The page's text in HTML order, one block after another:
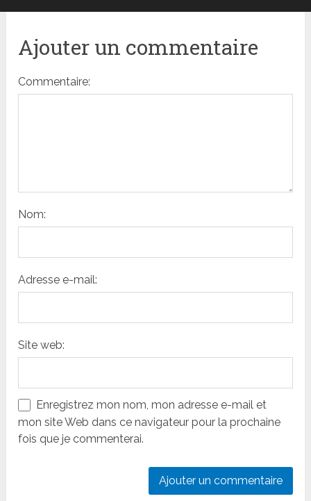
Ajouter un commentaire
Commentaire:
Nom:
Adresse e-mail:
Site web:
Enregistrez mon nom, mon adresse e-mail et
mon site Web dans ce navigateur pour la prochaine
fois que je commenterai.